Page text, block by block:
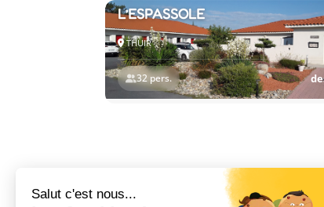
L’ESPASSOLE
THUIR
32 pers.